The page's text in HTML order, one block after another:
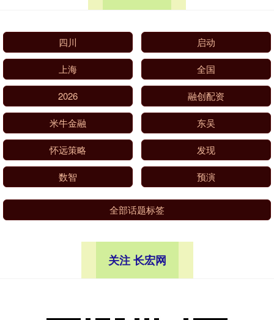
四川 启动
上海 全国
2026 融创配资
米牛金融 东吴
怀远策略 发现
数智 预演
全部话题标签
关注 长宏网